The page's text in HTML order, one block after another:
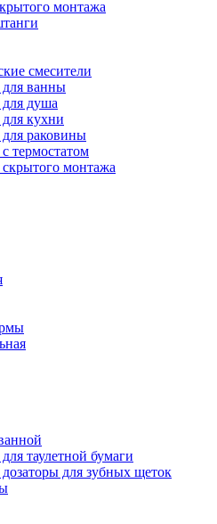
монтажа
смесители
ванны
душа
кухни
раковины
термостатом
монтажа
таулетной бумаги
для зубных щеток